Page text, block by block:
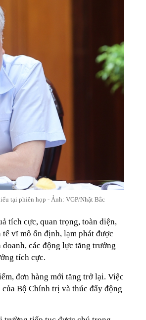
tại phiên họp - Ảnh: VGP/Nhật Bắc
tích cực, quan trọng, toàn diện,
vĩ mô ổn định, lạm phát được
các động lực tăng trưởng
tích cực.
đơn hàng mới tăng trở lại. Việc
Bộ Chính trị và thúc đẩy động